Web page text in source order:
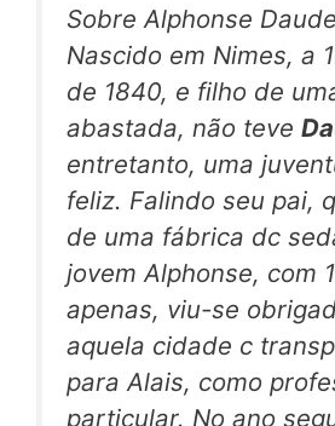
Sobre Alphonse
Nascido em Nimes, a
de 1840, e filho de
abastada, não teve
entretanto, uma
feliz. Falindo seu pai,
de uma fábrica dc
jovem Alphonse, com
apenas, viu-se
aquela cidade c
para Alais, como
particular. No ano